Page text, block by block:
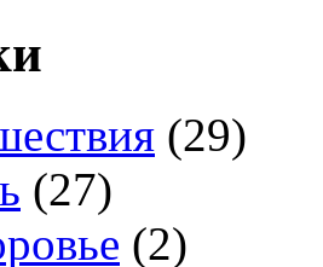
(29)
(27)
(2)